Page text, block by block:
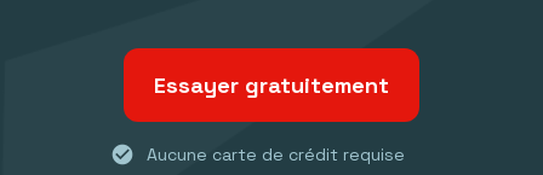
Essayer gratuitement
check_circle Aucune carte de crédit requise